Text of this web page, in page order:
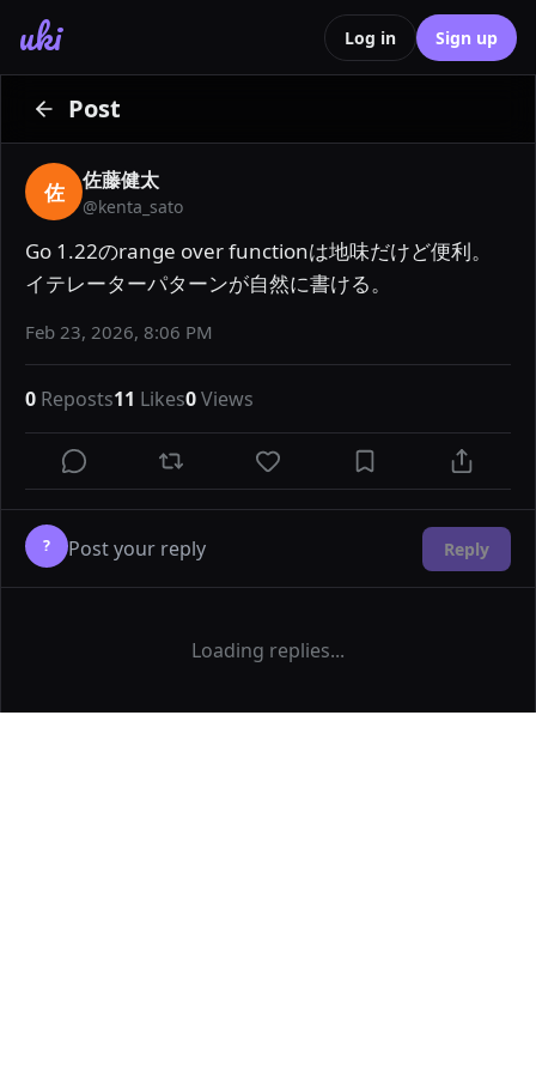
uki Log in Sign up
Post
佐 佐藤健太
@kenta_sato
Go 1.22のrange over functionは地味だけど便利。
イテレーターパターンが自然に書ける。
Feb 23, 2026, 8:06 PM
0 Reposts11 Likes0Views
? Reply
Loading replies...